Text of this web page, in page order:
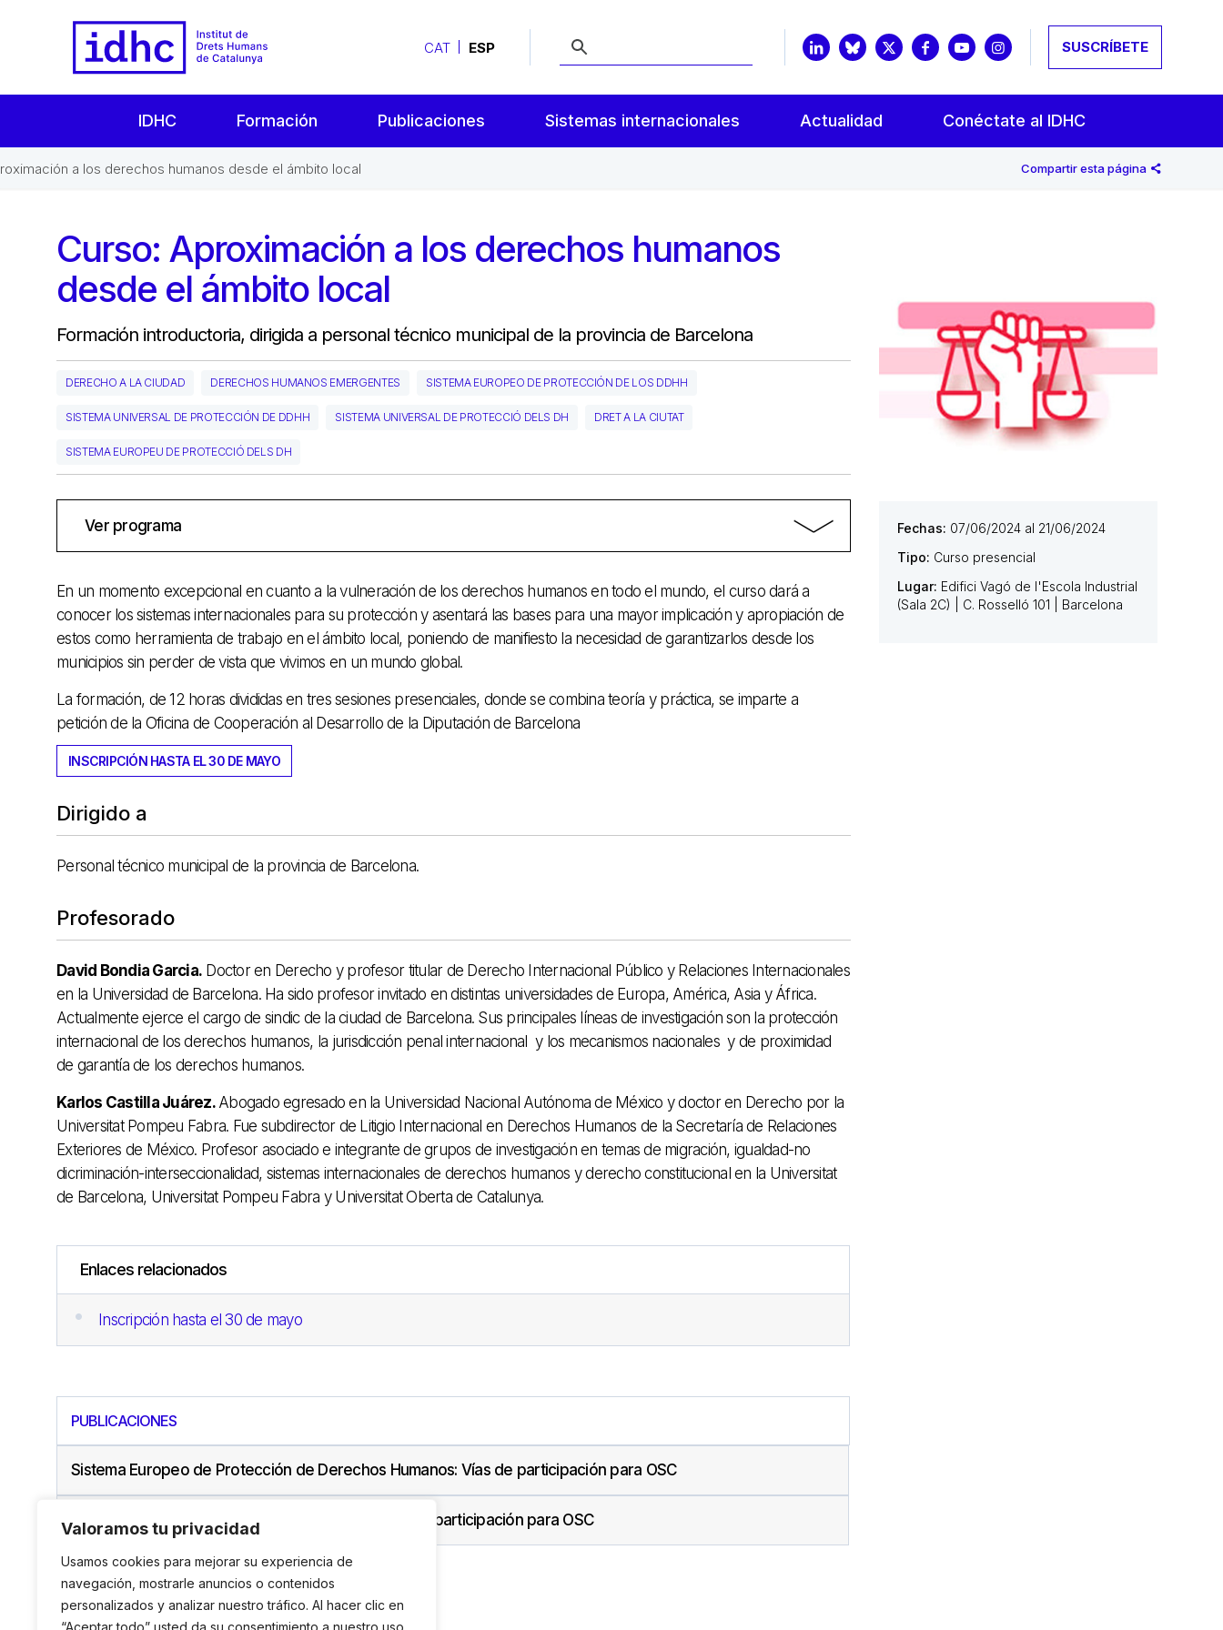
Valoramos tu privacidad
Usamos cookies para mejorar su experiencia de
navegación, mostrarle anuncios o contenidos
personalizados y analizar nuestro tráfico. Al hacer clic en
“Aceptar todo” usted da su consentimiento a nuestro uso
CAT ESP SUSCRÍBETE
IDHC Formación Publicaciones Sistemas internacionales Actualidad Conéctate al IDHC
a los derechos humanos desde el ámbito local Compartir esta página
Curso: Aproximación a los derechos humanos
desde el ámbito local
Formación introductoria, dirigida a personal técnico municipal de la provincia de Barcelona
DERECHO A LA CIUDAD DERECHOS HUMANOS EMERGENTES SISTEMA EUROPEO DE PROTECCIÓN DE LOS DDHH
SISTEMA UNIVERSAL DE PROTECCIÓN DE DDHH SISTEMA UNIVERSAL DE PROTECCIÓ DELS DH DRET A LA CIUTAT
SISTEMA EUROPEU DE PROTECCIÓ DELS DH
Ver programa
En un momento excepcional en cuanto a la vulneración de los derechos humanos en todo el mundo, el curso dará a
conocer los sistemas internacionales para su protección y asentará las bases para una mayor implicación y apropiación de
estos como herramienta de trabajo en el ámbito local, poniendo de manifiesto la necesidad de garantizarlos desde los
municipios sin perder de vista que vivimos en un mundo global.
La formación, de 12 horas divididas en tres sesiones presenciales, donde se combina teoría y práctica, se imparte a
petición de la Oficina de Cooperación al Desarrollo de la Diputación de Barcelona
INSCRIPCIÓN HASTA EL 30 DE MAYO
Dirigido a
Personal técnico municipal de la provincia de Barcelona.
Profesorado
David Bondia Garcia. Doctor en Derecho y profesor titular de Derecho Internacional Público y Relaciones Internacionales
en la Universidad de Barcelona. Ha sido profesor invitado en distintas universidades de Europa, América, Asia y África.
Actualmente ejerce el cargo de sindic de la ciudad de Barcelona. Sus principales líneas de investigación son la protección
internacional de los derechos humanos, la jurisdicción penal internacional y los mecanismos nacionales y de proximidad
de garantía de los derechos humanos.
Karlos Castilla Juárez. Abogado egresado en la Universidad Nacional Autónoma de México y doctor en Derecho por la
Universitat Pompeu Fabra. Fue subdirector de Litigio Internacional en Derechos Humanos de la Secretaría de Relaciones
Exteriores de México. Profesor asociado e integrante de grupos de investigación en temas de migración, igualdad-no
dicriminación-interseccionalidad, sistemas internacionales de derechos humanos y derecho constitucional en la Universitat
de Barcelona, ​​Universitat Pompeu Fabra y Universitat Oberta de Catalunya.
Enlaces relacionados
Inscripción hasta el 30 de mayo
PUBLICACIONES
Sistema Europeo de Protección de Derechos Humanos: Vías de participación para OSC
El Sistema Universal de Derechos Humanos: Vías de participación para OSC
Fechas: 07/06/2024 al 21/06/2024
Tipo: Curso presencial
Lugar: Edifici Vagó de l'Escola Industrial
(Sala 2C) | C. Rosselló 101 | Barcelona